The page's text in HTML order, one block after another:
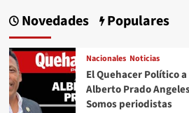
Novedades Populares
Nacionales Noticias
El Quehacer Político
Alberto Prado
Somos periodistas